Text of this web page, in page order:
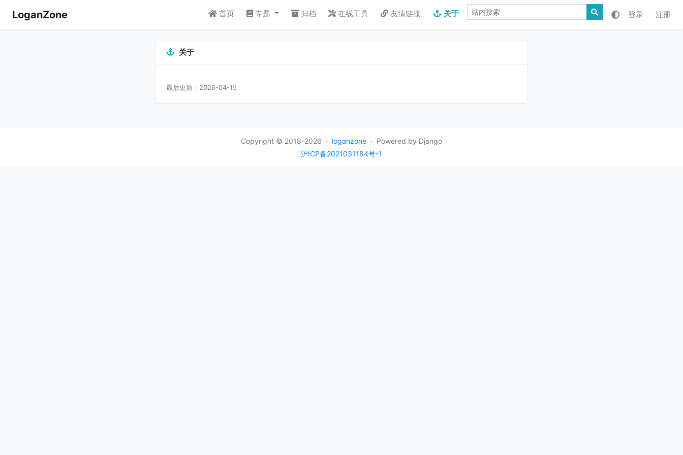
LoganZone 首页 专题 归档 在线工具 友情链接 关于 登录 注册
关于
最后更新：2026-04-15
Copyright © 2018-2026 · loganzone · Powered by Django
沪ICP备2021031184号-1